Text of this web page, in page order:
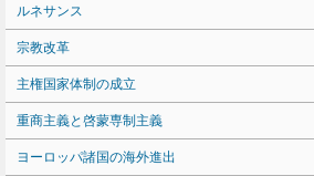
ルネサンス
宗教改革
主権国家体制の成立
重商主義と啓蒙専制主義
ヨーロッパ諸国の海外進出